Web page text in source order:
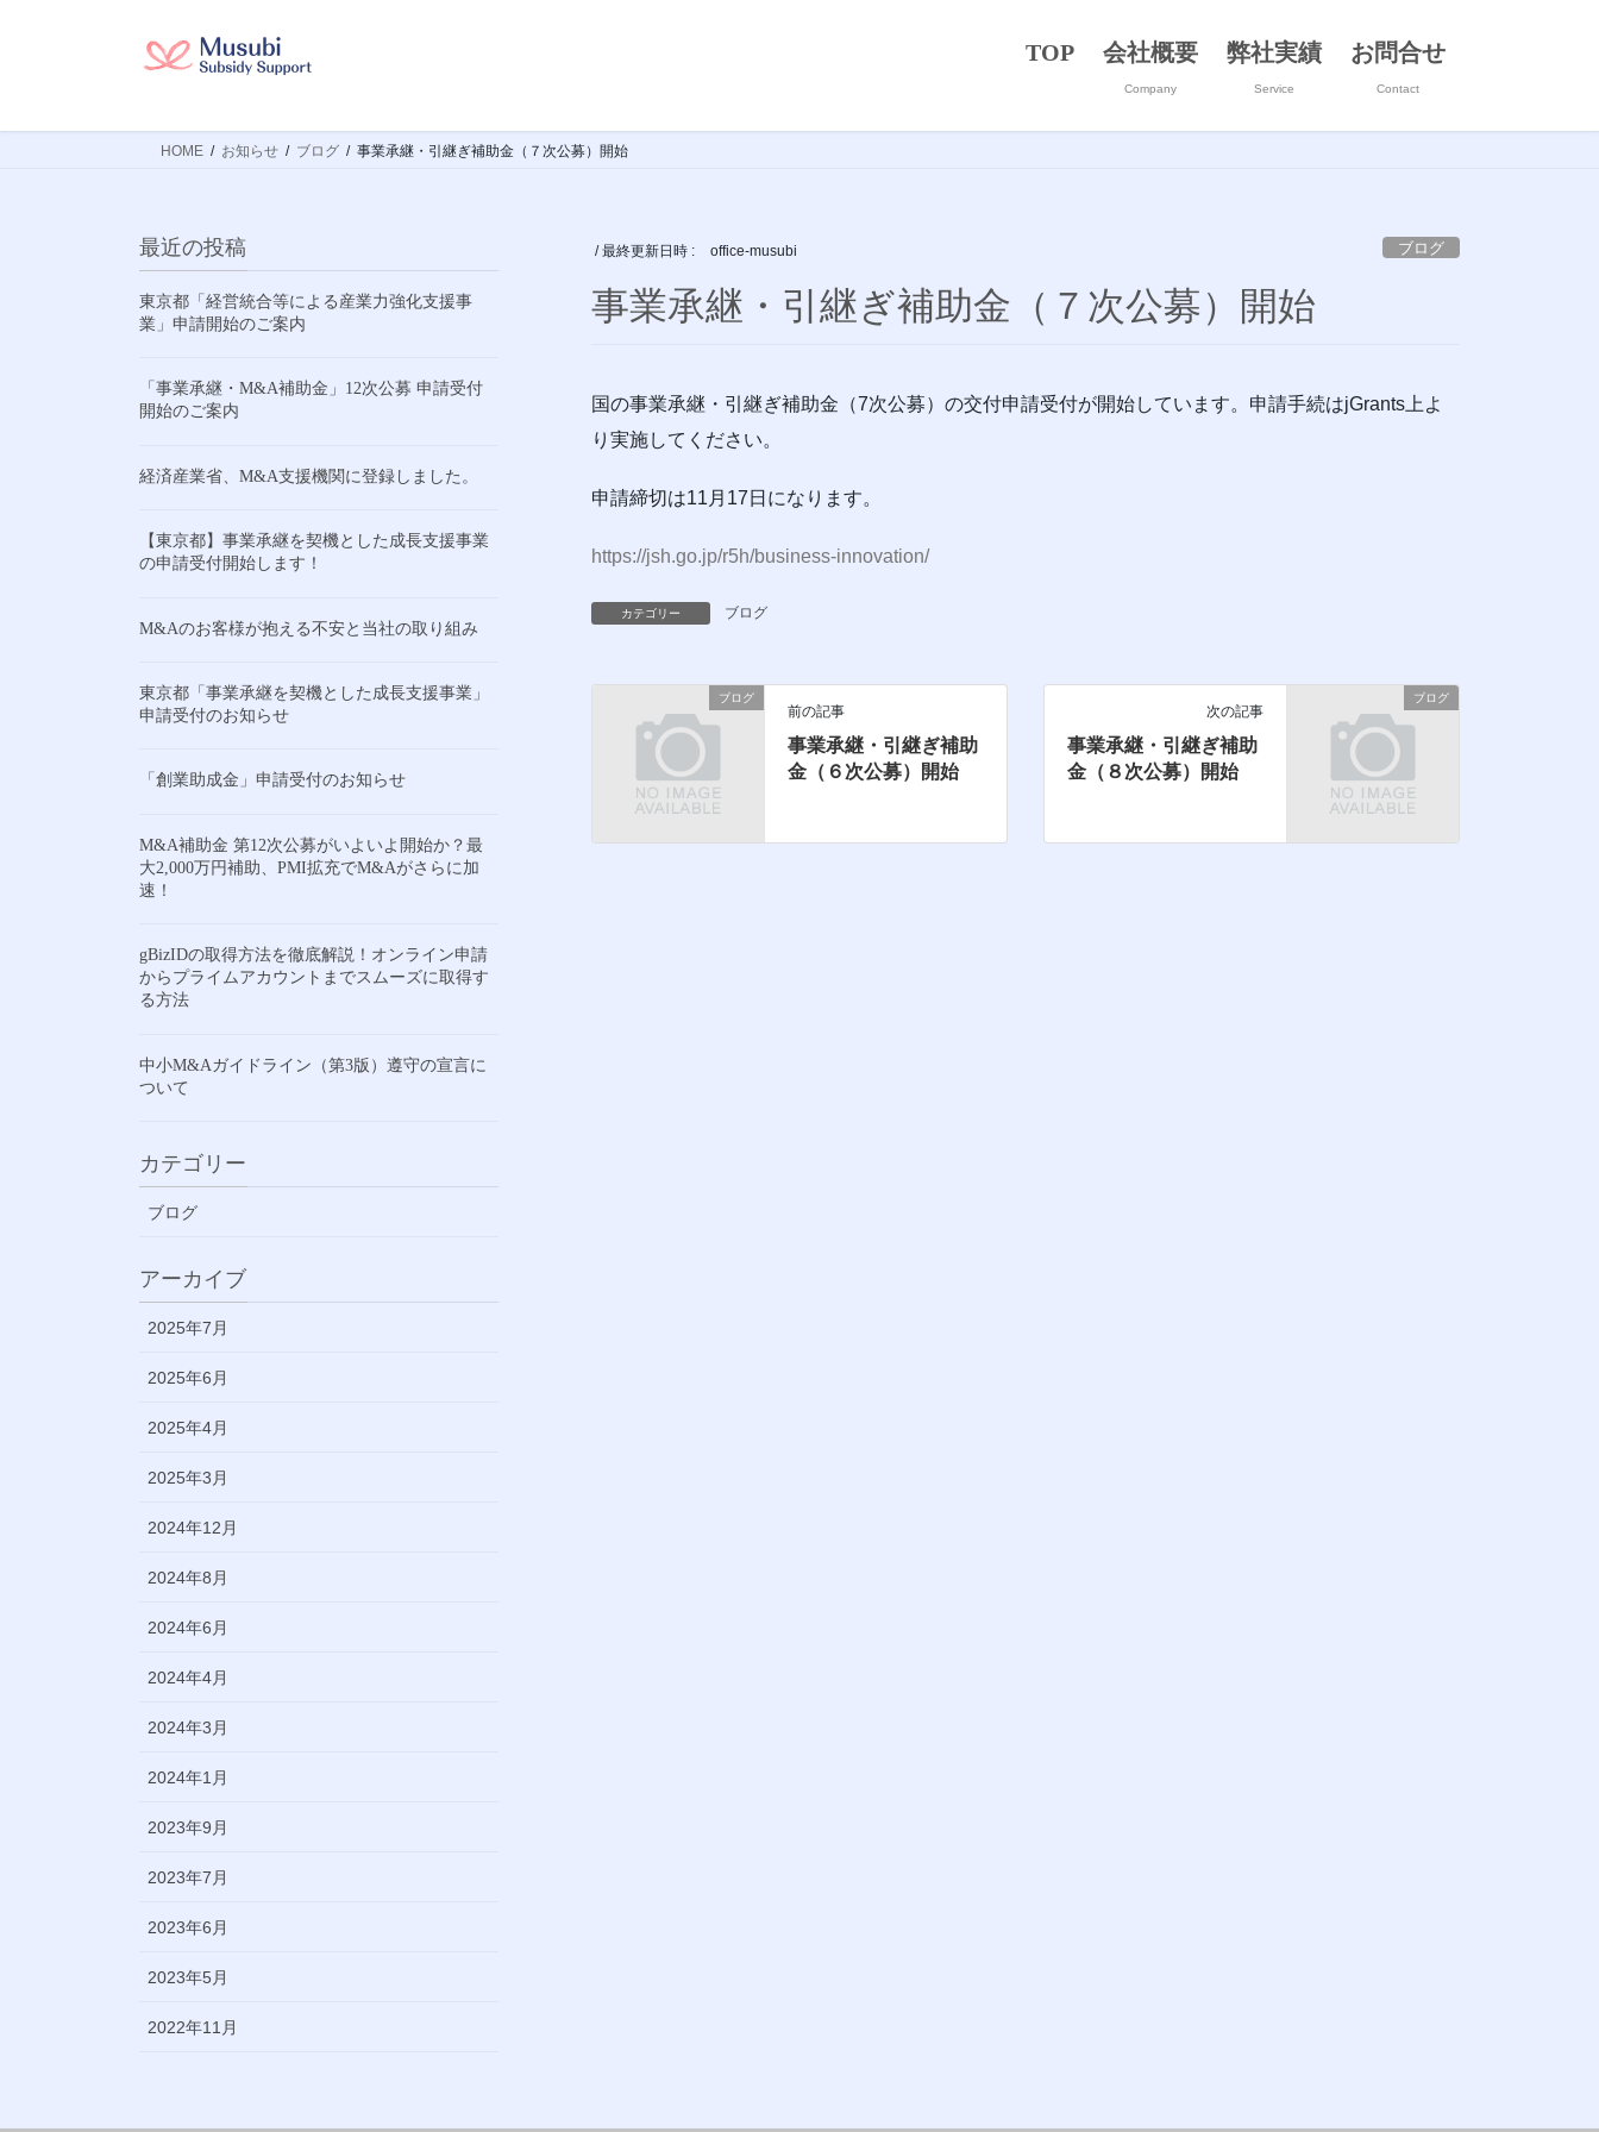
ツ
シ
TOP 会社概要
Company
弊社実績
Service
お問合せ
Contact
HOME お知らせ ブログ 事業承継・引継ぎ補助金（７次公募）開始
/ 最終更新日時 : office-musubi ブログ
事業承継・引継ぎ補助金（７次公募）開始
国の事業承継・引継ぎ補助金（7次公募）の交付申請受付が開始しています。申請手続はjGrants上よ
り実施してください。
申請締切は11月17日になります。
https://jsh.go.jp/r5h/business-innovation/
カテゴリー ブログ
ブログ
前の記事
事業承継・引継ぎ補助
金（６次公募）開始
ブログ
次の記事
事業承継・引継ぎ補助
金（８次公募）開始
最近の投稿
東京都「経営統合等による産業力強化支援事
業」申請開始のご案内
「事業承継・M&A補助金」12次公募 申請受付
開始のご案内
経済産業省、M&A支援機関に登録しました。
【東京都】事業承継を契機とした成長支援事業
の申請受付開始します！
M&Aのお客様が抱える不安と当社の取り組み
東京都「事業承継を契機とした成長支援事業」
申請受付のお知らせ
「創業助成金」申請受付のお知らせ
M&A補助金 第12次公募がいよいよ開始か？最
大2,000万円補助、PMI拡充でM&Aがさらに加
速！
gBizIDの取得方法を徹底解説！オンライン申請
からプライムアカウントまでスムーズに取得す
る方法
中小M&Aガイドライン（第3版）遵守の宣言に
ついて
カテゴリー
ブログ
アーカイブ
2025年7月
2025年6月
2025年4月
2025年3月
2024年12月
2024年8月
2024年6月
2024年4月
2024年3月
2024年1月
2023年9月
2023年7月
2023年6月
2023年5月
2022年11月